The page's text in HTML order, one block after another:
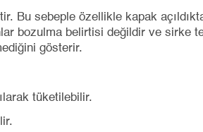
Bu sebeple özellikle kapak
bozulma belirtisi değildir ve sirke
gösterir.
tüketilebilir.